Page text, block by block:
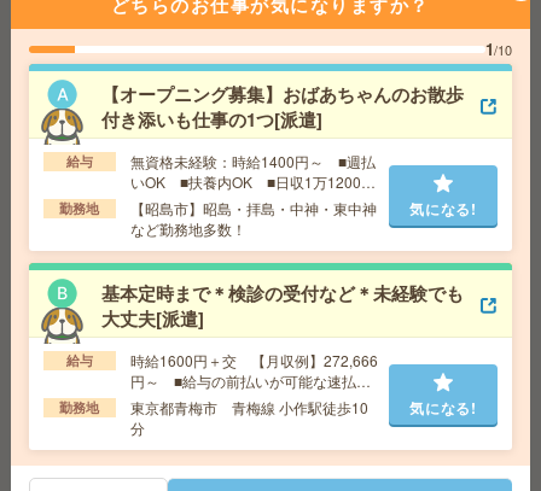
時給1700円！人気のさいたま新都心エリア＊[派遣]
給 与 時給1700円＋交 【月収例】263,500円～ ■
給与の前払いが可能な速払いサービスあり
交通費 交通費支給あり
勤務地
埼玉県さいたま市大宮区 京浜東北線 さいた
ま新都心駅徒歩10分、埼京線 北与野駅徒歩10分
気になる!
基本定時で帰れる＊未経験者歓迎＊時給1600円＊データ
入力など[派遣]
給 与
時給1600円＋交 ■給与の前払いが可能な速
払いサービスあり
交通費 交通費支給あり
勤務地 埼玉県春日部市 東武伊勢崎線 北春日部駅徒
座り仕事！給与即払いOK！高時給！品質検査・データ入
力[派遣]
1/10
【オープニング募集】おばあちゃんのお散歩
付き添いも仕事の1つ[派遣]
給与
無資格未経験：時給1400円～ ■週払
いOK ■扶養内OK ■日収1万1200円
以上
勤務地
【昭島市】昭島・拝島・中神・東中神
など勤務地多数！
気になる!
基本定時まで＊検診の受付など＊未経験でも
大丈夫[派遣]
給与
時給1600円＋交 【月収例】272,666
円～ ■給与の前払いが可能な速払い
サービスあり
勤務地
東京都青梅市 青梅線 小作駅徒歩10
分
気になる!